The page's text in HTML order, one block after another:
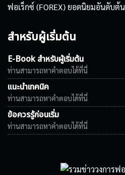
ฟอเร็กซ์ (FOREX) ยอดนิยมอันดับต้
สำหรับผู้เริ่มต้น
E-Book สำหรับผู้เริ่มต้น
ท่านสามารถหาคำตอบได้ที่นี่
แนะนำเทคนิค
ท่านสามารถหาคำตอบได้ที่นี่
ข้อควรรู้ก่อนเริ่ม
ท่านสามารถหาคำตอบได้ที่นี่